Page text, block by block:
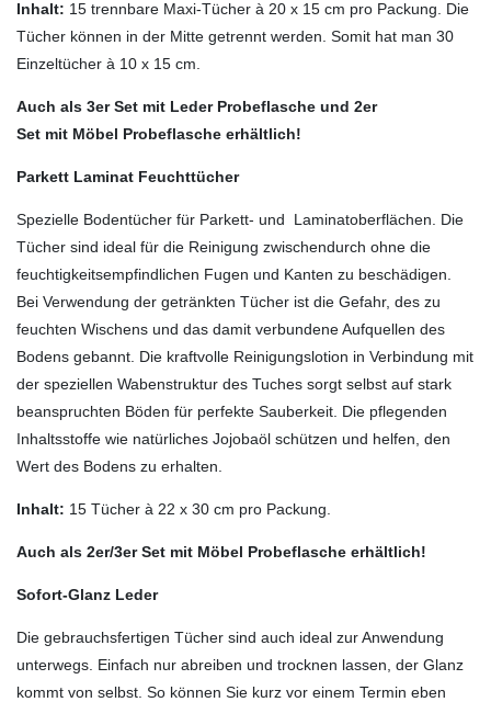
Inhalt: 15 trennbare Maxi-Tücher à 20 x 15 cm pro Packung. Die
Tücher können in der Mitte getrennt werden. Somit hat man 30
Einzeltücher à 10 x 15 cm.
Auch als 3er Set mit Leder Probeflasche und 2er
Set mit Möbel Probeflasche erhältlich!
Parkett Laminat Feuchttücher
Spezielle Bodentücher für Parkett- und Laminatoberflächen. Die
Tücher sind ideal für die Reinigung zwischendurch ohne die
feuchtigkeitsempfindlichen Fugen und Kanten zu beschädigen.
Bei Verwendung der getränkten Tücher ist die Gefahr, des zu
feuchten Wischens und das damit verbundene Aufquellen des
Bodens gebannt. Die kraftvolle Reinigungslotion in Verbindung mit
der speziellen Wabenstruktur des Tuches sorgt selbst auf stark
beanspruchten Böden für perfekte Sauberkeit. Die pflegenden
Inhaltsstoffe wie natürliches Jojobaöl schützen und helfen, den
Wert des Bodens zu erhalten.
Inhalt: 15 Tücher à 22 x 30 cm pro Packung.
Auch als 2er/3er Set mit Möbel Probeflasche erhältlich!
Sofort-Glanz Leder
Die gebrauchsfertigen Tücher sind auch ideal zur Anwendung
unterwegs. Einfach nur abreiben und trocknen lassen, der Glanz
kommt von selbst. So können Sie kurz vor einem Termin eben